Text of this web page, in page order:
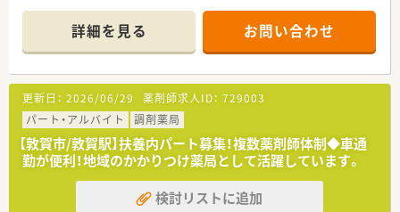
【店舗情報と応需状況について】
■敦賀駅よりお車で9分ほどの場所に位置しており、毎日の通勤
にも便利な車通勤が可能な通いやすい立地環境です。
■近隣の医療機関を中心に面対応で1日あたり30枚から40枚の
処方箋を応需しており、落ち着いて業務に取り組めます。
■内科や外科から眼科や皮膚科など非常に多岐にわたる幅広い
科目を応需し、居宅への在宅医療にも対応しております。
【法人特徴について】
■福井県敦賀市内に4店舗を展開し、創業から80年という長い歴
史を持ち地域住民から厚い信頼を得ている老舗企業です。
詳細を見る お問い合わせ
更新日： 2026/06/29 薬剤師求人ID： 729003
パート・アルバイト
調剤薬局
【敦賀市/敦賀駅】扶養内パート募集！複数薬剤師体制◆車通
勤が便利！地域のかかりつけ薬局として活躍しています。
検討リストに追加